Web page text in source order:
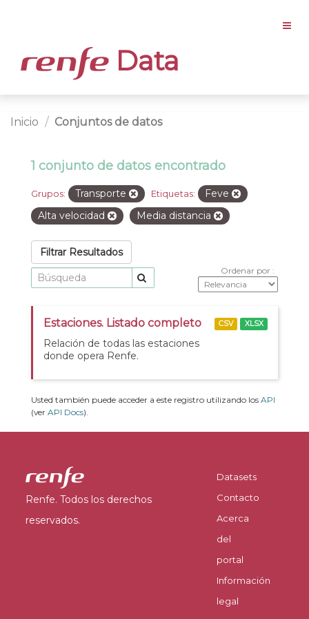
Data
Inicio Conjuntos de datos
1 conjunto de datos encontrado
Grupos: Transporte Etiquetas:
Feve
Alta velocidad
Media distancia
Filtrar Resultados
Ordenar por
Estaciones. Listado completo
Relación de todas las estaciones
donde opera Renfe.
CSV XLSX
Usted también puede acceder a este registro utilizando los API
(ver API Docs).
Renfe. Todos los derechos
reservados.
Datasets
Contacto
Acerca
del
portal
Información
legal